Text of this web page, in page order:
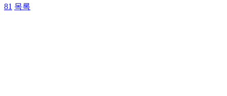
81 목록